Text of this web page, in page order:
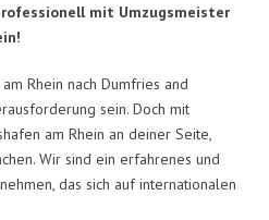
mit Umzugsmeister
Rhein nach Dumfries and
sein. Doch mit
am Rhein an deiner Seite,
Wir sind ein erfahrenes und
das sich auf internationalen